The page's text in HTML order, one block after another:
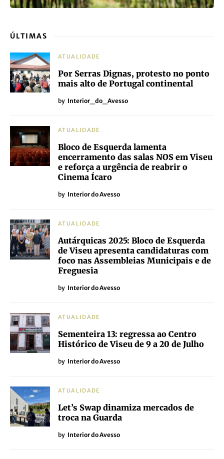
ÚLTIMAS
ATUALIDADE
Por Serras Dignas, protesto no ponto
mais alto de Portugal continental
by Interior_do_Avesso
ATUALIDADE
Bloco de Esquerda lamenta
encerramento das salas NOS em Viseu
e reforça a urgência de reabrir o
Cinema Ícaro
by Interior do Avesso
ATUALIDADE
Autárquicas 2025: Bloco de Esquerda
de Viseu apresenta candidaturas com
foco nas Assembleias Municipais e de
Freguesia
by Interior do Avesso
ATUALIDADE
Sementeira 13: regressa ao Centro
Histórico de Viseu de 9 a 20 de Julho
by Interior do Avesso
ATUALIDADE
Let’s Swap dinamiza mercados de
troca na Guarda
by Interior do Avesso